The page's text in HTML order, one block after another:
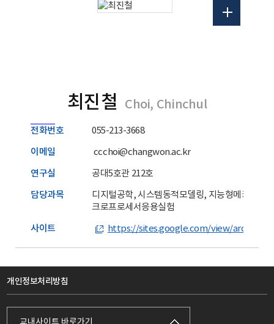
최진철 Choi, Chinchul
전화번호 055-213-3668
이메일 ccchoi@changwon.ac.kr
연구실 공대5호관 212호
담당과목
디지털공학, 시스템동적모델링, 지능형메카트로
크로프로세서응용실험
사이트 https://sites.google.com/view/arc-lab
개인정보처리방침